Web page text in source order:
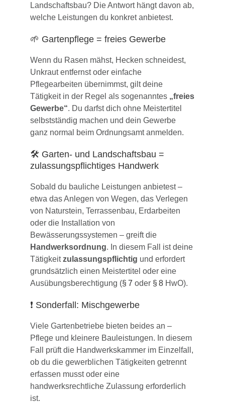
Landschaftsbau? Die Antwort hängt davon ab,
welche Leistungen du konkret anbietest.
🌱 Gartenpflege = freies Gewerbe
Wenn du Rasen mähst, Hecken schneidest,
Unkraut entfernst oder einfache
Pflegearbeiten übernimmst, gilt deine
Tätigkeit in der Regel als sogenanntes „freies
Gewerbe“. Du darfst dich ohne Meistertitel
selbstständig machen und dein Gewerbe
ganz normal beim Ordnungsamt anmelden.
🛠️ Garten- und Landschaftsbau =
zulassungspflichtiges Handwerk
Sobald du bauliche Leistungen anbietest –
etwa das Anlegen von Wegen, das Verlegen
von Naturstein, Terrassenbau, Erdarbeiten
oder die Installation von
Bewässerungssystemen – greift die
Handwerksordnung. In diesem Fall ist deine
Tätigkeitzulassungspflichtig und erfordert
grundsätzlich einen Meistertitel oder eine
Ausübungsberechtigung (§ 7 oder § 8 HwO).
❗ Sonderfall: Mischgewerbe
Viele Gartenbetriebe bieten beides an –
Pflege und kleinere Bauleistungen. In diesem
Fall prüft die Handwerkskammer im Einzelfall,
ob du die gewerblichen Tätigkeiten getrennt
erfassen musst oder eine
handwerksrechtliche Zulassung erforderlich
ist.